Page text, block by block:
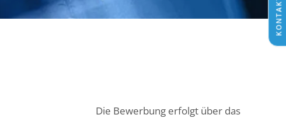
Die Bewerbung erfolgt über das
KONTAKT